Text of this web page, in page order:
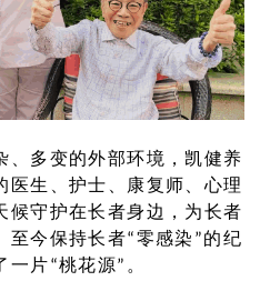
、多变的外部环境，凯健养
医生、护士、康复师、心理
候守护在长者身边，为长者
至今保持长者“零感染”的纪
片“桃花源”。